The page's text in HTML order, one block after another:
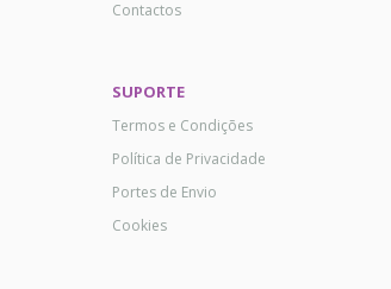
Contactos
SUPORTE
Termos e Condições
Política de Privacidade
Portes de Envio
Cookies